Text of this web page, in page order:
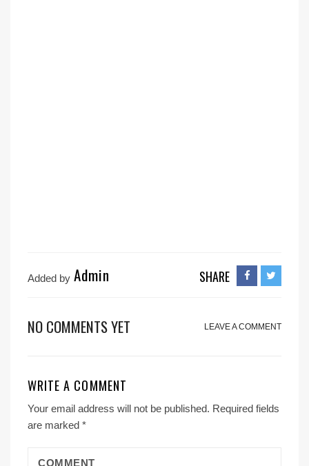
Added by Admin SHARE
NO COMMENTS YET LEAVE A COMMENT
WRITE A COMMENT
Your email address will not be published. Required fields
are marked *